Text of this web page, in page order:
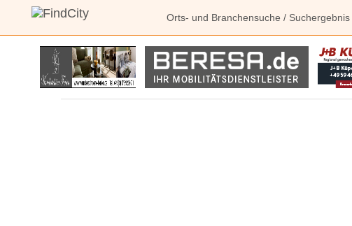
Orts- und Branchensuche / Suchergebnis